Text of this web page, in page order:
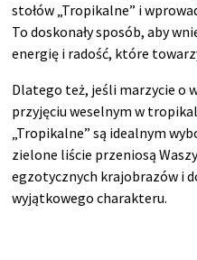
stołów „Tropikalne” i
To doskonały sposób, aby
energię i radość, które
Dlatego też, jeśli marzycie o
przyjęciu weselnym w
„Tropikalne” są idealnym
zielone liście przeniosą
egzotycznych krajobrazów i
wyjątkowego charakteru.